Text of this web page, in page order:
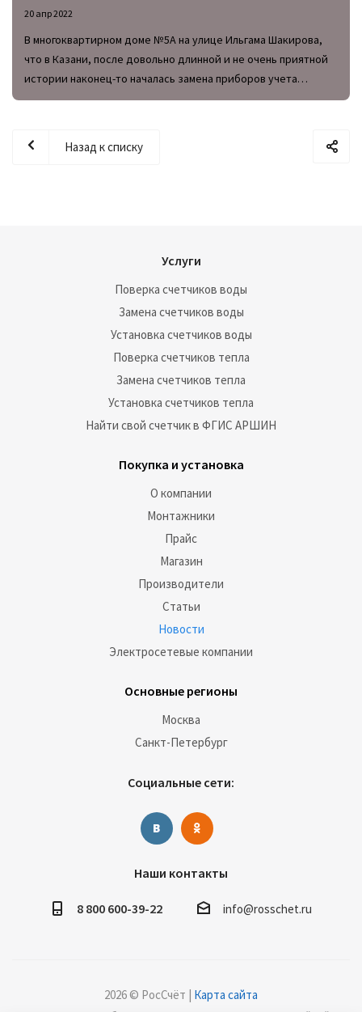
20 апр 2022
В многоквартирном доме №5А на улице Ильгама Шакирова,
что в Казани, после довольно длинной и не очень приятной
истории наконец-то началась замена приборов учета
тепловой энергии.
Назад к списку
Услуги
Поверка счетчиков воды
Замена счетчиков воды
Установка счетчиков воды
Поверка счетчиков тепла
Замена счетчиков тепла
Установка счетчиков тепла
Найти свой счетчик в ФГИС АРШИН
Покупка и установка
О компании
Монтажники
Прайс
Магазин
Производители
Статьи
Новости
Электросетевые компании
Основные регионы
Москва
Санкт-Петербург
Социальные сети:
Наши контакты
8 800 600-39-22 info@rosschet.ru
2026 © РосСчёт | Карта сайта